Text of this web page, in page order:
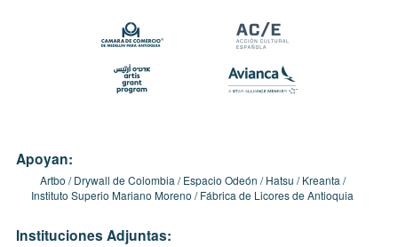
Apoyan:
Artbo Drywall de Colombia Espacio Odeón Hatsu
Kreanta
Instituto Superio Mariano Moreno
Fábrica de Licores de Antioquia
Instituciones Adjuntas: